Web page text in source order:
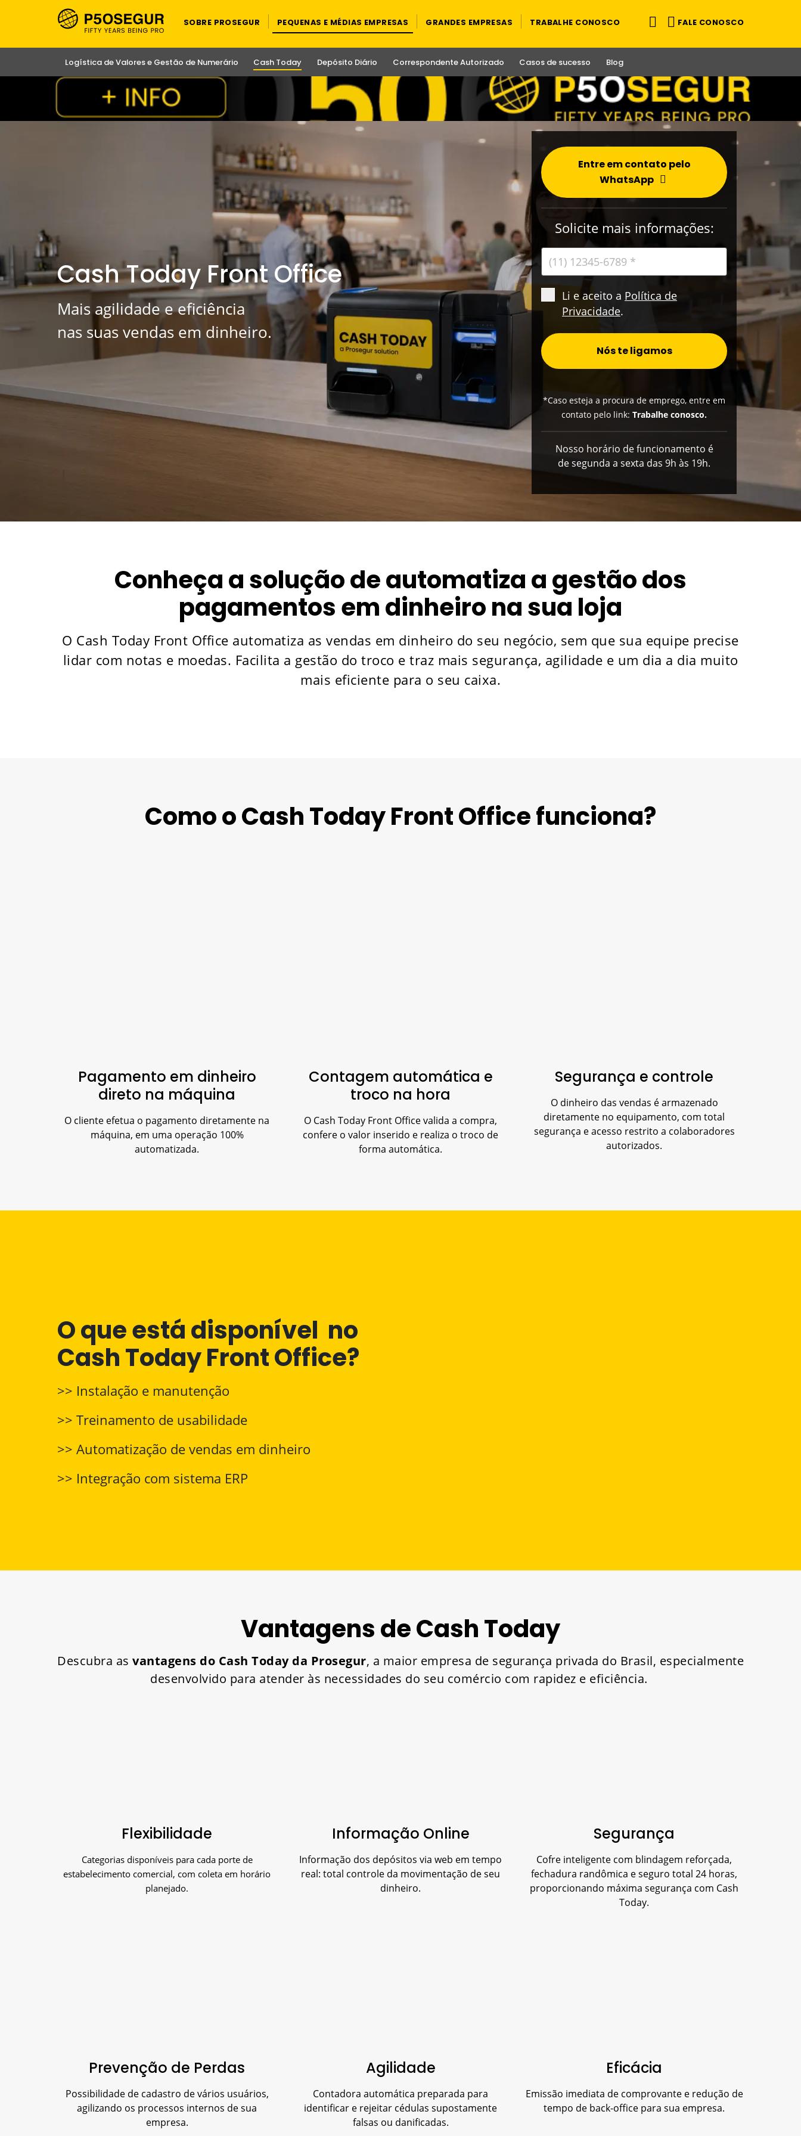
SOBRE PROSEGUR PEQUENAS E MÉDIAS EMPRESAS GRANDES EMPRESAS TRABALHE CONOSCO FALE CONOSCO
Logística de Valores e Gestão de Numerário Cash Today Depósito Diário Correspondente Autorizado Casos de sucesso Blog
Cash Today Front Office
Mais agilidade e eficiência
nas suas vendas em dinheiro.
Entre em contato pelo
WhatsApp
Solicite mais informações:
Li e aceito a Política de
Privacidade.
Nós te ligamos
*Caso esteja a procura de emprego, entre em
contato pelo link: Trabalhe conosco.
Nosso horário de funcionamento é
de segunda a sexta das 9h às 19h.
Conheça a solução de automatiza a gestão dos
pagamentos em dinheiro na sua loja
O Cash Today Front Office automatiza as vendas em dinheiro do seu negócio, sem que sua equipe precise
lidar com notas e moedas. Facilita a gestão do troco e traz mais segurança, agilidade e um dia a dia muito
mais eficiente para o seu caixa.
Como o Cash Today Front Office funciona?
Pagamento em dinheiro
direto na máquina
O cliente efetua o pagamento diretamente na
máquina, em uma operação 100%
automatizada.
Contagem automática e
troco na hora
O Cash Today Front Office valida a compra,
confere o valor inserido e realiza o troco de
forma automática.
Segurança e controle
O dinheiro das vendas é armazenado
diretamente no equipamento, com total
segurança e acesso restrito a colaboradores
autorizados.
O que está disponível no
Cash Today Front Office?
>> Instalação e manutenção
>> Treinamento de usabilidade
>> Automatização de vendas em dinheiro
>> Integração com sistema ERP
Vantagens de Cash Today
Descubra as vantagens do Cash Today da Prosegur, a maior empresa de segurança privada do Brasil, especialmente
desenvolvido para atender às necessidades do seu comércio com rapidez e eficiência.
Flexibilidade
Categorias disponíveis para cada porte de
estabelecimento comercial, com coleta em horário
planejado.
Informação Online
Informação dos depósitos via web em tempo
real: total controle da movimentação de seu
dinheiro.
Segurança
Cofre inteligente com blindagem reforçada,
fechadura randômica e seguro total 24 horas,
proporcionando máxima segurança com Cash
Today.
Prevenção de Perdas
Possibilidade de cadastro de vários usuários,
agilizando os processos internos de sua
empresa.
Agilidade
Contadora automática preparada para
identificar e rejeitar cédulas supostamente
falsas ou danificadas.
Eficácia
Emissão imediata de comprovante e redução de
tempo de back-office para sua empresa.